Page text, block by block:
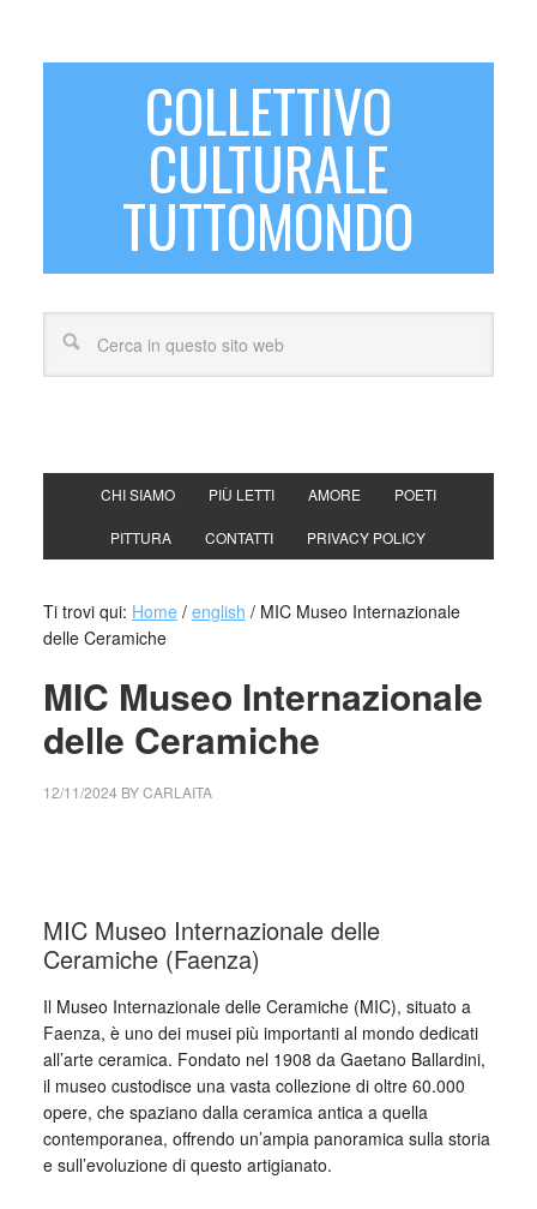
COLLETTIVO
CULTURALE
TUTTOMONDO
CHI SIAMO PIÙ LETTI AMORE POETI
PITTURA CONTATTI PRIVACY POLICY
Ti trovi qui: Home / english /MIC Museo Internazionale
delle Ceramiche
MIC Museo Internazionale
delle Ceramiche
12/11/2024 BYCARLAITA
MIC Museo Internazionale delle
Ceramiche (Faenza)
Il Museo Internazionale delle Ceramiche (MIC), situato a
Faenza, è uno dei musei più importanti al mondo dedicati
all’arte ceramica. Fondato nel 1908 da Gaetano Ballardini,
il museo custodisce una vasta collezione di oltre 60.000
opere, che spaziano dalla ceramica antica a quella
contemporanea, offrendo un’ampia panoramica sulla storia
e sull’evoluzione di questo artigianato.